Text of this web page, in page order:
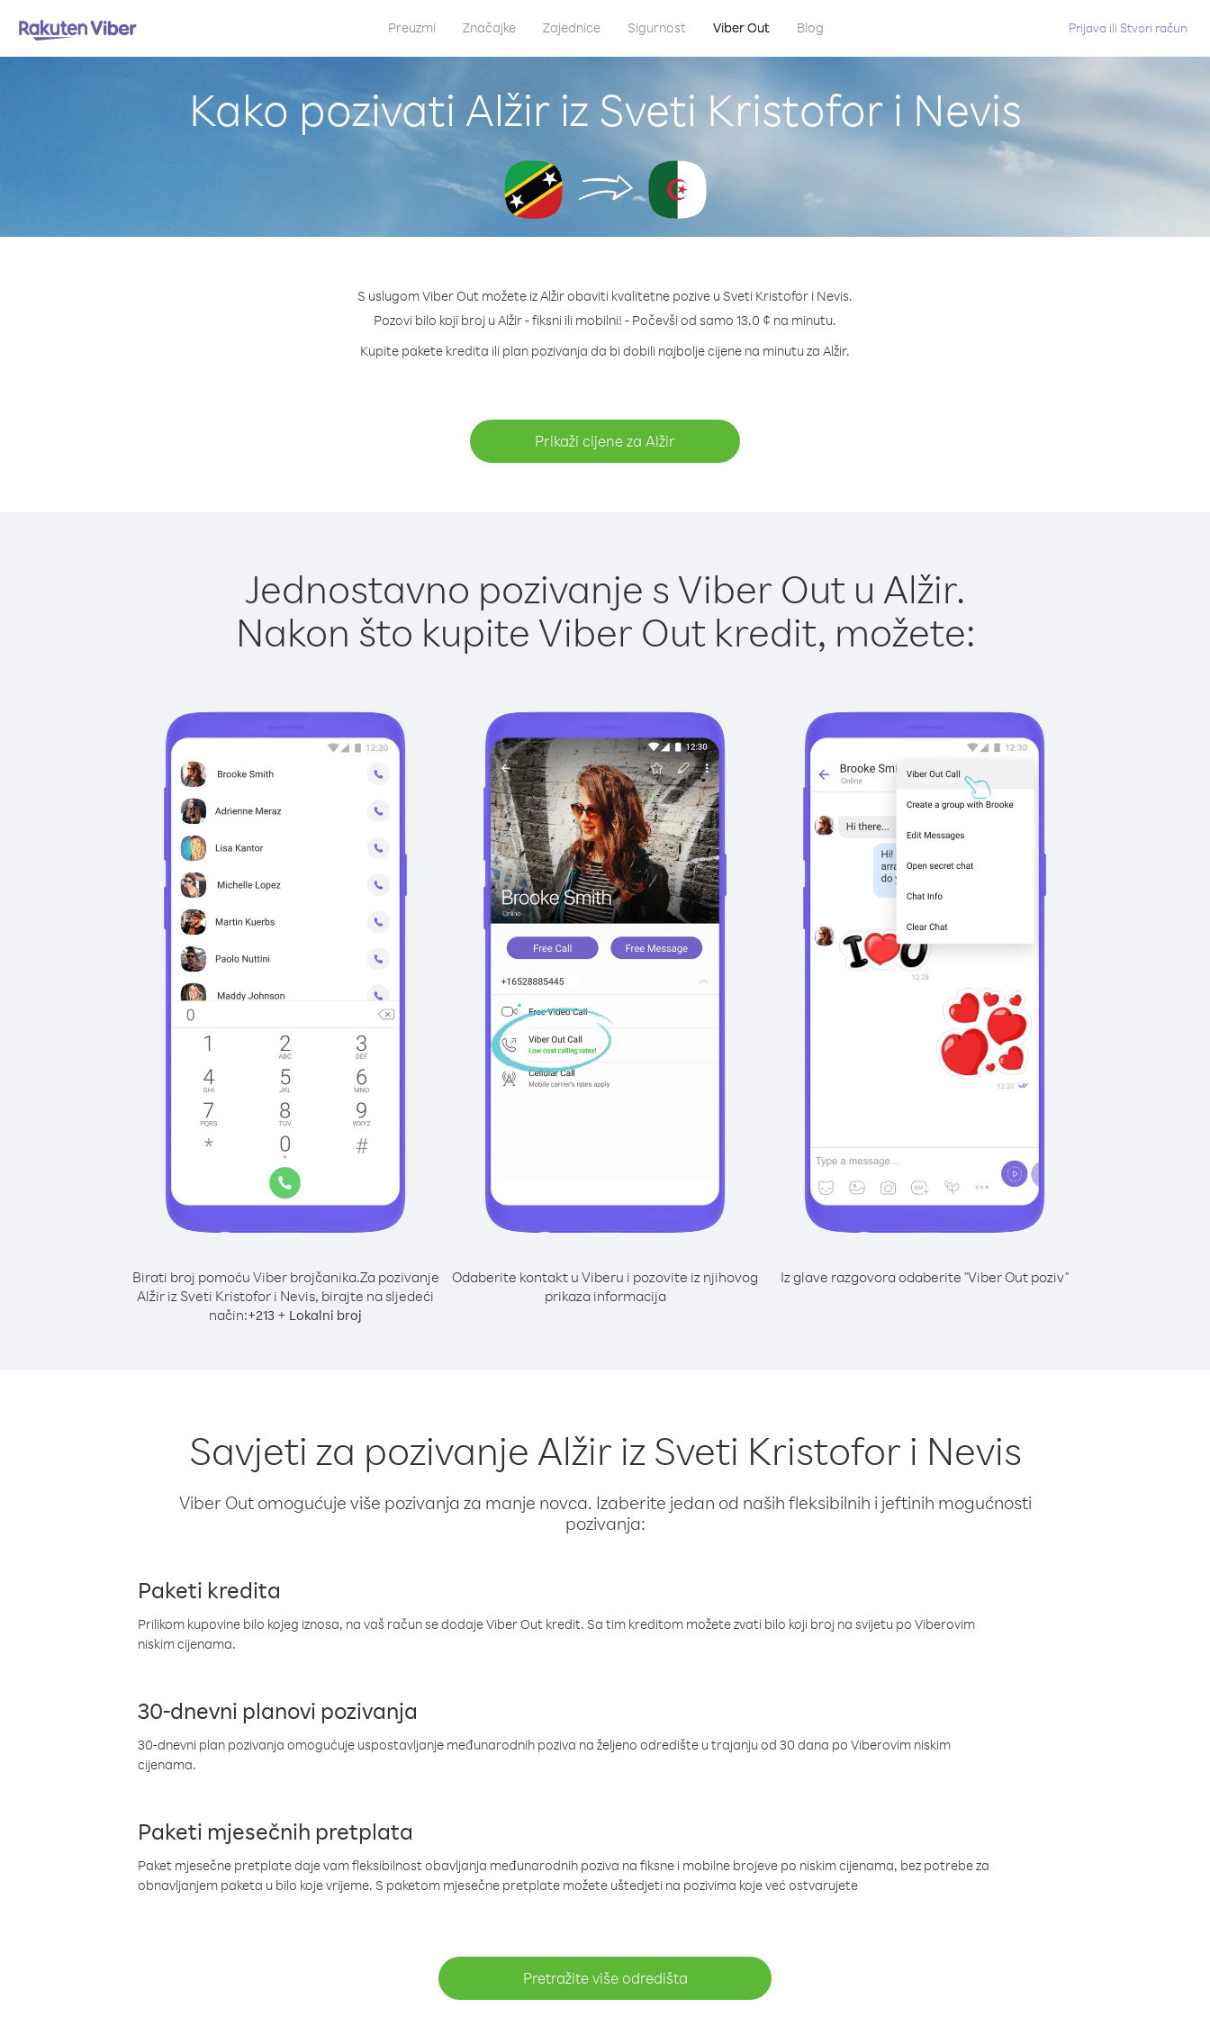
Preuzmi Značajke Zajednice Sigurnost Viber Out Blog Prijava ili Stvori račun
Kako pozivati Alžir iz Sveti Kristofor i Nevis
S uslugom Viber Out možete iz Alžir obaviti kvalitetne pozive u Sveti Kristofor i Nevis.
Pozovi bilo koji broj u Alžir - fiksni ili mobilni! - Počevši od samo 13.0 ¢ na minutu.
Kupite pakete kredita ili plan pozivanja da bi dobili najbolje cijene na minutu za Alžir.
Prikaži cijene za Alžir
Jednostavno pozivanje s Viber Out u Alžir.
Nakon što kupite Viber Out kredit, možete:
Birati broj pomoću Viber brojčanika.Za pozivanje
Alžir iz Sveti Kristofor i Nevis, birajte na sljedeći
način:+213 + Lokalni broj
Odaberite kontakt u Viberu i pozovite iz njihovog
prikaza informacija
Iz glave razgovora odaberite "Viber Out poziv"
Savjeti za pozivanje Alžir iz Sveti Kristofor i Nevis
Viber Out omogućuje više pozivanja za manje novca. Izaberite jedan od naših fleksibilnih i jeftinih mogućnosti
pozivanja:
Paketi kredita
Prilikom kupovine bilo kojeg iznosa, na vaš račun se dodaje Viber Out kredit. Sa tim kreditom možete zvati bilo koji broj na svijetu po Viberovim
niskim cijenama.
30-dnevni planovi pozivanja
30-dnevni plan pozivanja omogućuje uspostavljanje međunarodnih poziva na željeno odredište u trajanju od 30 dana po Viberovim niskim
cijenama.
Paketi mjesečnih pretplata
Paket mjesečne pretplate daje vam fleksibilnost obavljanja međunarodnih poziva na fiksne i mobilne brojeve po niskim cijenama, bez potrebe za
obnavljanjem paketa u bilo koje vrijeme. S paketom mjesečne pretplate možete uštedjeti na pozivima koje već ostvarujete
Pretražite više odredišta